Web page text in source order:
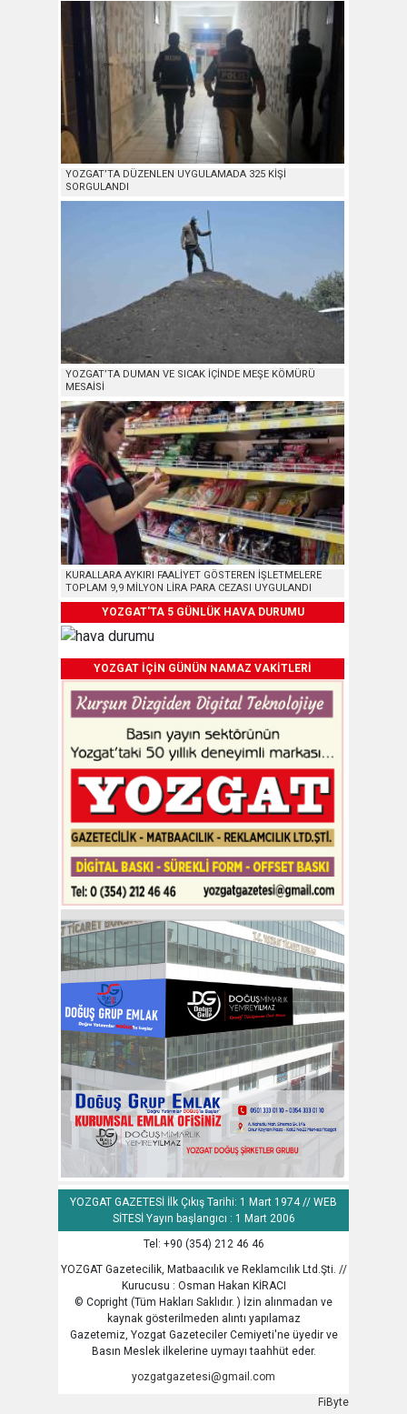
YOZGAT’TA DÜZENLEN UYGULAMADA 325 KİŞİ
SORGULANDI
YOZGAT’TA DUMAN VE SICAK İÇİNDE MEŞE KÖMÜRÜ
MESAİSİ
KURALLARA AYKIRI FAALİYET GÖSTEREN İŞLETMELERE
TOPLAM 9,9 MİLYON LİRA PARA CEZASI UYGULANDI
YOZGAT'TA 5 GÜNLÜK HAVA DURUMU
YOZGAT İÇİN GÜNÜN NAMAZ VAKİTLERİ
YOZGAT GAZETESİ İlk Çıkış Tarihi: 1 Mart 1974 // WEB
SİTESİ Yayın başlangıcı : 1 Mart 2006
Tel: +90 (354) 212 46 46
YOZGAT Gazetecilik, Matbaacılık ve Reklamcılık Ltd.Şti. //
Kurucusu : Osman Hakan KİRACI
© Copright (Tüm Hakları Saklıdır. ) İzin alınmadan ve
kaynak gösterilmeden alıntı yapılamaz
Gazetemiz, Yozgat Gazeteciler Cemiyeti'ne üyedir ve
Basın Meslek ilkelerine uymayı taahhüt eder.
yozgatgazetesi@gmail.com
FiByte